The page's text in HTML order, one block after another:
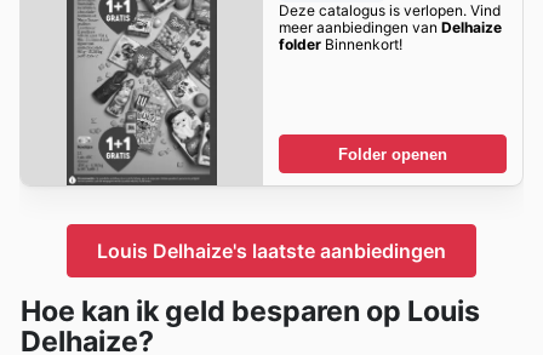
Deze catalogus is verlopen. Vind
meer aanbiedingen van Delhaize
folderBinnenkort!
Folder openen
Louis Delhaize's laatste aanbiedingen
Hoe kan ik geld besparen op Louis
Delhaize?